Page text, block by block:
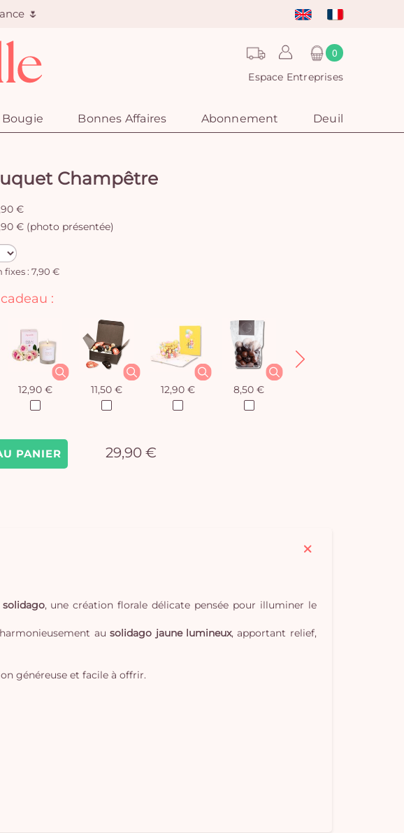
🌷
0
Espace Entreprises
Bougie Bonnes Affaires Abonnement Deuil
Champêtre
€
€ (photo présentée)
fixes : 7,90 €
PANIER 29,90 €
:
12,90 € 11,50 € 12,90 € 8,50 €
, une création florale délicate pensée pour illuminer le
ausolidago jaune lumineux, apportant relief,
généreuse et facile à offrir.